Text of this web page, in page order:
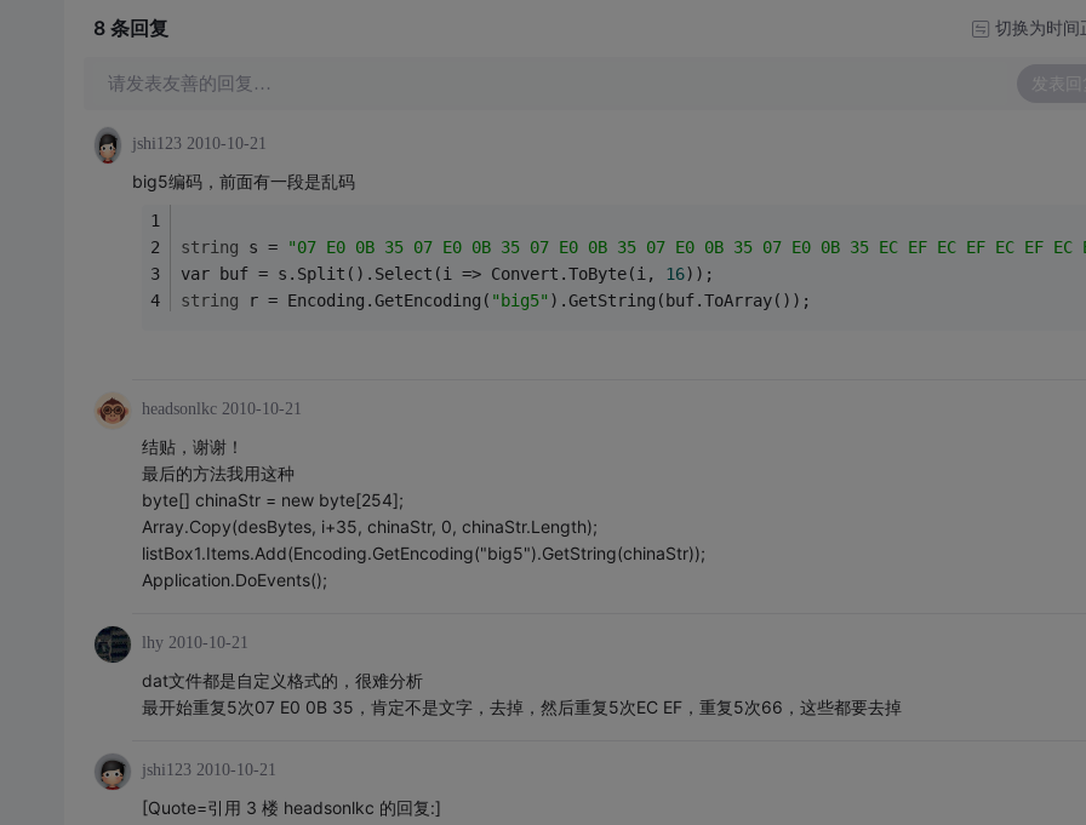
8 条回复 切换为时间
请发表友善的回复… 发表回
jshi123 2010-10-21
big5编码，前面有一段是乱码
string s =
"07 E0 0B 35 07 E0 0B 35 07 E0 0B 35 07 E0 0B 35 07 E0 0B 35 EC EF EC EF EC
var buf = s.Split().Select(i => Convert.ToByte(i, 16));
string r = Encoding.GetEncoding( "big5" ).GetString(buf.ToArray());
headsonlkc 2010-10-21
结贴，谢谢！
最后的方法我用这种
byte[] chinaStr = new byte[254];
Array.Copy(desBytes, i+35, chinaStr, 0, chinaStr.Length);
listBox1.Items.Add(Encoding.GetEncoding("big5").GetString(chinaStr));
Application.DoEvents();
lhy 2010-10-21
dat文件都是自定义格式的，很难分析
最开始重复5次07 E0 0B 35，肯定不是文字，去掉，然后重复5次EC EF，重复5次66，这些都要去掉
jshi123 2010-10-21
[Quote=引用 3 楼 headsonlkc 的回复:]